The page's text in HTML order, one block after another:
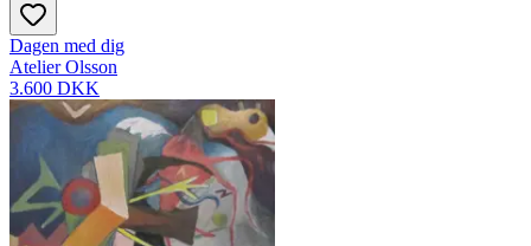
Dagen med dig
Atelier Olsson
3.600 DKK